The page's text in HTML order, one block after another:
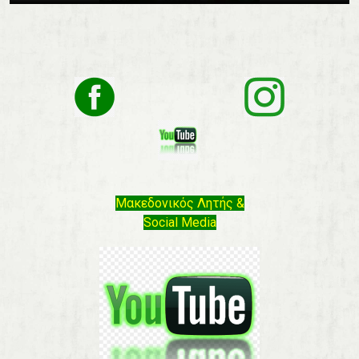
Μακεδονικός Λητής &
Social Media